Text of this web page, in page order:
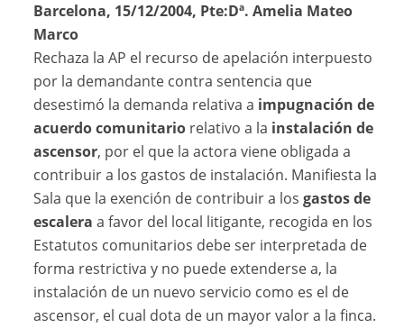
Barcelona, 15/12/2004, Pte:Dª. Amelia Mateo
Marco
Rechaza la AP el recurso de apelación interpuesto
por la demandante contra sentencia que
desestimó la demanda relativa a impugnación de
acuerdo comunitario relativo a la instalación de
ascensor, por el que la actora viene obligada a
contribuir a los gastos de instalación. Manifiesta la
Sala que la exención de contribuir a losgastos de
escalera a favor del local litigante, recogida en los
Estatutos comunitarios debe ser interpretada de
forma restrictiva y no puede extenderse a, la
instalación de un nuevo servicio como es el de
ascensor, el cual dota de un mayor valor a la finca.